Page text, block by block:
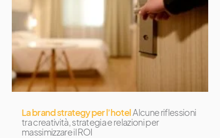
La brand strategy per l’hotelAlcune riflessioni
tra creatività, strategia e relazioni per
massimizzare il ROI